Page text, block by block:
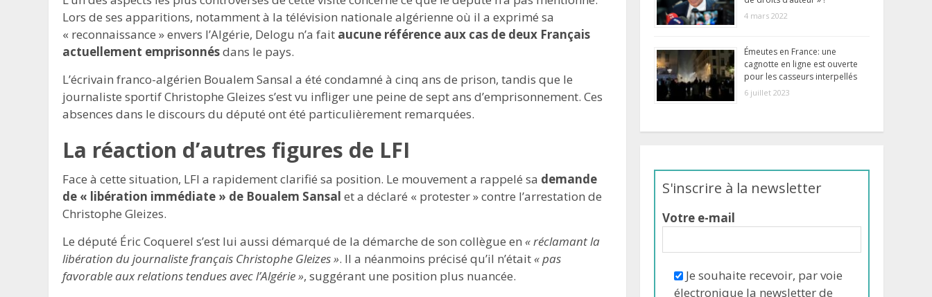
Lors de ses apparitions, notamment à la télévision nationale algérienne où il a exprimé sa
« reconnaissance » envers l’Algérie, Delogu n’a fait aucune référence aux cas de deux Français
actuellement emprisonnésdans le pays.
L’écrivain franco-algérien Boualem Sansal a été condamné à cinq ans de prison, tandis que le
journaliste sportif Christophe Gleizes s’est vu infliger une peine de sept ans d’emprisonnement. Ces
absences dans le discours du député ont été particulièrement remarquées.
La réaction d’autres figures de LFI
Face à cette situation, LFI a rapidement clarifié sa position. Le mouvement a rappelé sa demande
de « libération immédiate » de Boualem Sansal et a déclaré « protester » contre l’arrestation de
Christophe Gleizes.
Le député Éric Coquerel s’est lui aussi démarqué de la démarche de son collègue en « réclamant la
libération du journaliste français Christophe Gleizes ». Il a néanmoins précisé qu’il n’était« pas
favorable aux relations tendues avec l’Algérie », suggérant une position plus nuancée.
4 mars 2022
Émeutes en France: une
cagnotte en ligne est ouverte
pour les casseurs interpellés
6 juillet 2023
S'inscrire à la newsletter
Votre e-mail
Je souhaite recevoir, par voie
électronique la newsletter de